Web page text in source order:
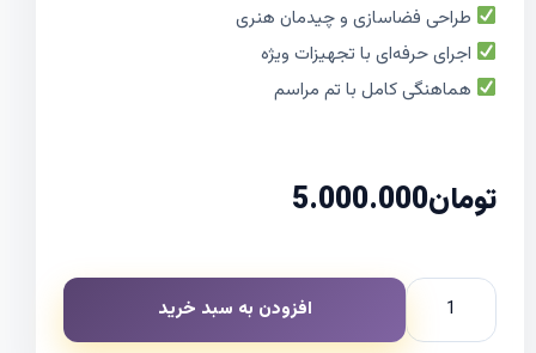
طراحی فضاسازی و چیدمان هنری
اجرای حرفه‌ای با تجهیزات ویژه
هماهنگی کامل با تم مراسم
تومان5.000.000
افزودن به سبد خرید